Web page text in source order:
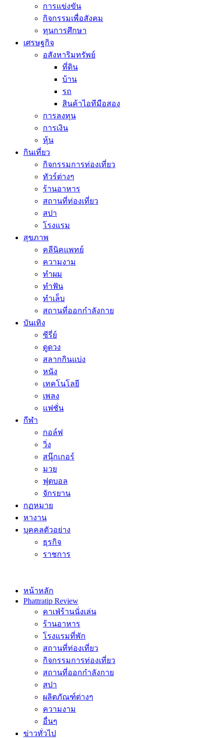
การแข่งขัน
กิจกรรมเพื่อสังคม
ทุนการศึกษา
เศรษฐกิจ
อสังหาริมทรัพย์
ที่ดิน
บ้าน
รถ
สินค้าไอทีมือสอง
การลงทุน
การเงิน
หุ้น
กินเที่ยว
กิจกรรมการท่องเที่ยว
ทัวร์ต่างๆ
ร้านอาหาร
สถานที่ท่องเที่ยว
สปา
โรงแรม
สุขภาพ
คลีนิคแพทย์
ความงาม
ทำผม
ทำฟัน
ทำเล็บ
สถานที่ออกกำลังกาย
บันเทิง
ซีรี่ย์
ดูดวง
สลากกินแบ่ง
หนัง
เทคโนโลยี
เพลง
แฟชั่น
กีฬา
กอล์ฟ
วิ่ง
สนุ๊กเกอร์
มวย
ฟุตบอล
จักรยาน
กฏหมาย
หางาน
บุคคลตัวอย่าง
ธุรกิจ
ราชการ
หน้าหลัก
Phattratip Review
คาเฟ่ร้านนั่งเล่น
ร้านอาหาร
โรงแรมที่พัก
สถานที่ท่องเที่ยว
กิจกรรมการท่องเที่ยว
สถานที่ออกกำลังกาย
สปา
ผลิตภัณฑ์ต่างๆ
ความงาม
อื่นๆ
ข่าวทั่วไป